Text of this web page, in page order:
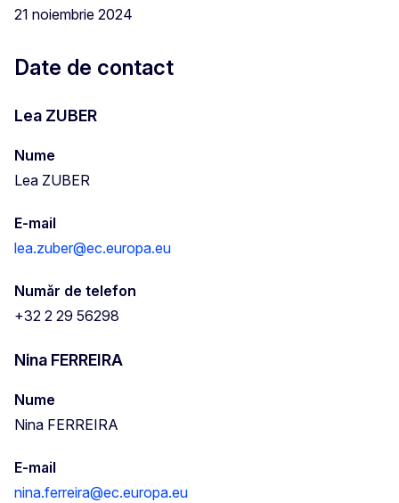
21 noiembrie 2024
Date de contact
Lea ZUBER
Nume
Lea ZUBER
E-mail
lea.zuber@ec.europa.eu
Număr de telefon
+32 2 29 56298
Nina FERREIRA
Nume
Nina FERREIRA
E-mail
nina.ferreira@ec.europa.eu